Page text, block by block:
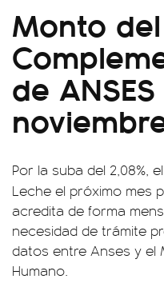
Monto del
de
Por la suba del 2,08%,
Leche el próximo mes
acredita de forma
necesidad de trámite
datos entre Anses y el
Humano.